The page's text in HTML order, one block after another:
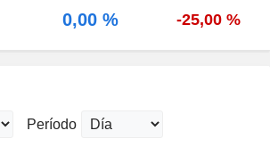
0,00 % -25,00 %
Período